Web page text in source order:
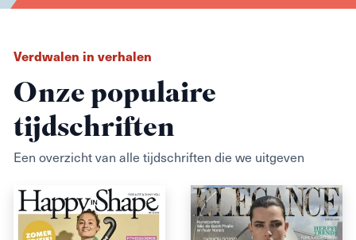
Verdwalen in verhalen
Onze populaire
tijdschriften
Een overzicht van alle tijdschriften die we uitgeven